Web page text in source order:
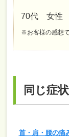
70代 女性
※お客様の感想
同じ症
首・肩・腰の痛